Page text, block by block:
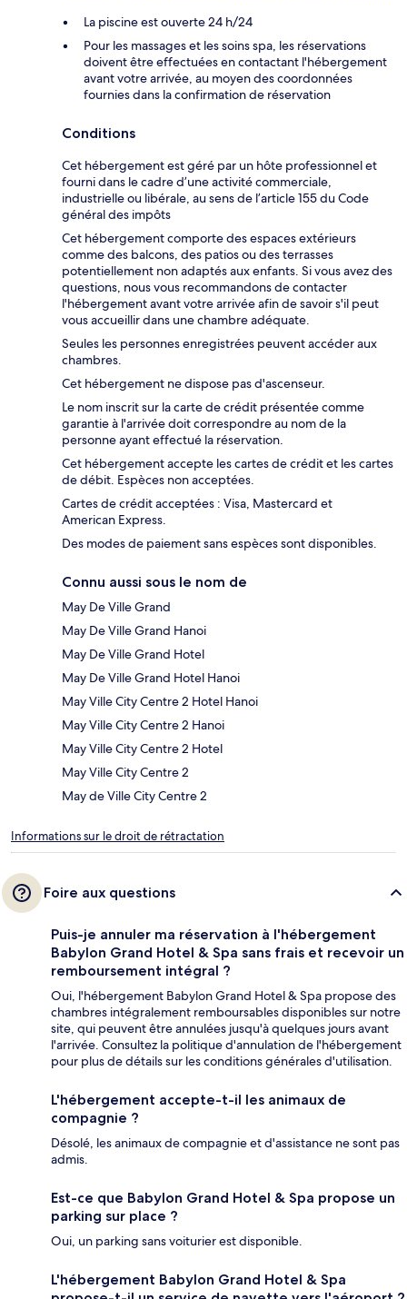
La piscine est ouverte 24 h/24
Pour les massages et les soins spa, les réservations
doivent être effectuées en contactant l'hébergement
avant votre arrivée, au moyen des coordonnées
fournies dans la confirmation de réservation
Conditions
Cet hébergement est géré par un hôte professionnel et
fourni dans le cadre d’une activité commerciale,
industrielle ou libérale, au sens de l’article 155 du Code
général des impôts
Cet hébergement comporte des espaces extérieurs
comme des balcons, des patios ou des terrasses
potentiellement non adaptés aux enfants. Si vous avez des
questions, nous vous recommandons de contacter
l'hébergement avant votre arrivée afin de savoir s'il peut
vous accueillir dans une chambre adéquate.
Seules les personnes enregistrées peuvent accéder aux
chambres.
Cet hébergement ne dispose pas d'ascenseur.
Le nom inscrit sur la carte de crédit présentée comme
garantie à l'arrivée doit correspondre au nom de la
personne ayant effectué la réservation.
Cet hébergement accepte les cartes de crédit et les cartes
de débit. Espèces non acceptées.
Cartes de crédit acceptées : Visa, Mastercard et
American Express.
Des modes de paiement sans espèces sont disponibles.
Connu aussi sous le nom de
May De Ville Grand
May De Ville Grand Hanoi
May De Ville Grand Hotel
May De Ville Grand Hotel Hanoi
May Ville City Centre 2 Hotel Hanoi
May Ville City Centre 2 Hanoi
May Ville City Centre 2 Hotel
May Ville City Centre 2
May de Ville City Centre 2
Informations sur le droit de rétractation
Foire aux questions
Puis-je annuler ma réservation à l'hébergement
Babylon Grand Hotel & Spa sans frais et recevoir un
remboursement intégral ?
Oui, l'hébergement Babylon Grand Hotel & Spa propose des
chambres intégralement remboursables disponibles sur notre
site, qui peuvent être annulées jusqu'à quelques jours avant
l'arrivée. Consultez la politique d'annulation de l'hébergement
pour plus de détails sur les conditions générales d'utilisation.
L'hébergement accepte-t-il les animaux de
compagnie ?
Désolé, les animaux de compagnie et d'assistance ne sont pas
admis.
Est-ce que Babylon Grand Hotel & Spa propose un
parking sur place ?
Oui, un parking sans voiturier est disponible.
L'hébergement Babylon Grand Hotel & Spa